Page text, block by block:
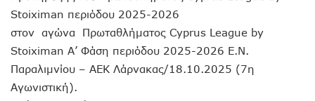
Stoiximan περιόδου 2025-2026
στον αγώνα Πρωταθλήματος Cyprus League by
Stoiximan Α’ Φάση περιόδου 2025-2026 Ε.Ν.
Παραλιμνίου – ΑΕΚ Λάρνακας/18.10.2025 (7η
Αγωνιστική).